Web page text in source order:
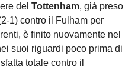
del Tottenham, già preso
1) contro il Fulham per
è finito nuovamente nel
suoi riguardi poco prima di
totale contro il